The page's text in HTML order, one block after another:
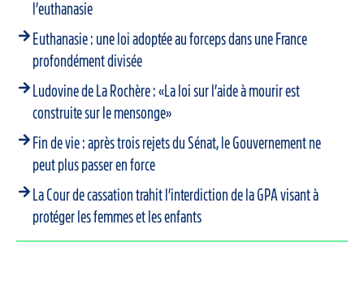
l’euthanasie
Euthanasie : une loi adoptée au forceps dans une France
profondément divisée
Ludovine de La Rochère : «La loi sur l’aide à mourir est
construite sur le mensonge»
Fin de vie : après trois rejets du Sénat, le Gouvernement ne
peut plus passer en force
La Cour de cassation trahit l’interdiction de la GPA visant à
protéger les femmes et les enfants